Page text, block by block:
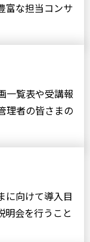
富な担当コンサ
一覧表や受講報
理者の皆さまの
に向けて導入目
明会を行うこと